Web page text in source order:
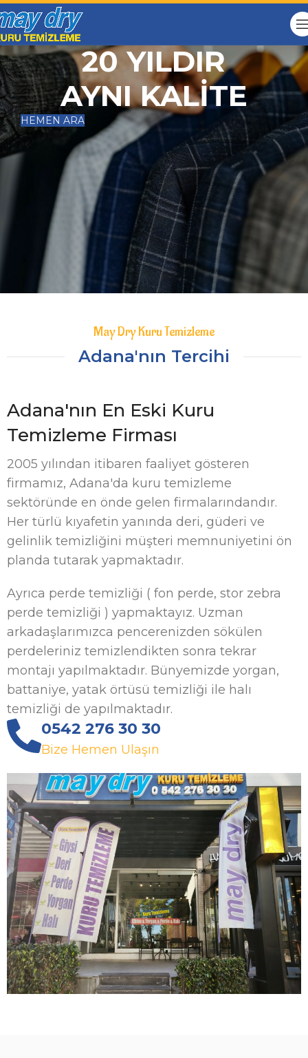
May Dry Kuru Temizleme
20 YILDIR
AYNI KALİTE
HEMEN ARA
May Dry Kuru Temizleme
Adana'nın Tercihi
Adana'nın En Eski Kuru
Temizleme Firması
2005 yılından itibaren faaliyet gösteren
firmamız, Adana'da kuru temizleme
sektöründe en önde gelen firmalarındandır.
Her türlü kıyafetin yanında deri, güderi ve
gelinlik temizliğini müşteri memnuniyetini ön
planda tutarak yapmaktadır.
Ayrıca perde temizliği ( fon perde, stor zebra
perde temizliği ) yapmaktayız. Uzman
arkadaşlarımızca pencerenizden sökülen
perdeleriniz temizlendikten sonra tekrar
montajı yapılmaktadır. Bünyemizde yorgan,
battaniye, yatak örtüsü temizliği ile halı
temizliği de yapılmaktadır.
0542 276 30 30
Bize Hemen Ulaşın